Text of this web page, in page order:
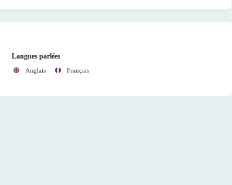
Langues parlées
Anglais Français